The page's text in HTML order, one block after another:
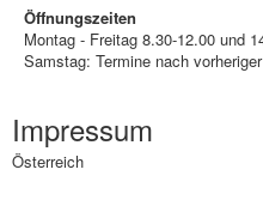
Öffnungszeiten
Montag - Freitag 8.30-12.00 und
Samstag: Termine nach
Impressum
Österreich